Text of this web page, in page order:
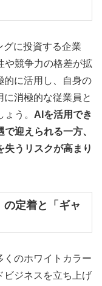
グに投資する企業
や競争力の格差が拡
的に活用し、自身の
消極的な従業員と
う。 AIを活用でき
迎えられる一方、
失うリスクが高まり
定着と「ギャ
くのホワイトカラー
ビジネスを立ち上げ